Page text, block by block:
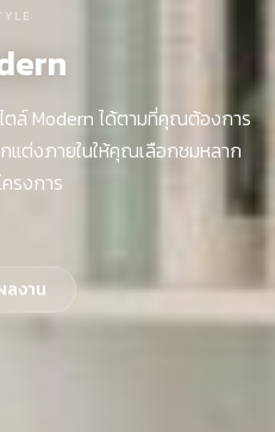
ตล์ Modern ได้ตามที่คุณต้องการ
แต่งภายในให้คุณเลือกชมหลาก
รงการ
งาน